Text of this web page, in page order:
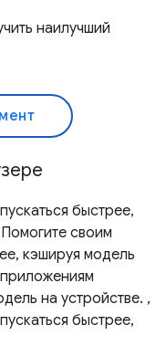
наилучший
быстрее,
своим
кэшируя модель
на устройстве. ,
быстрее,